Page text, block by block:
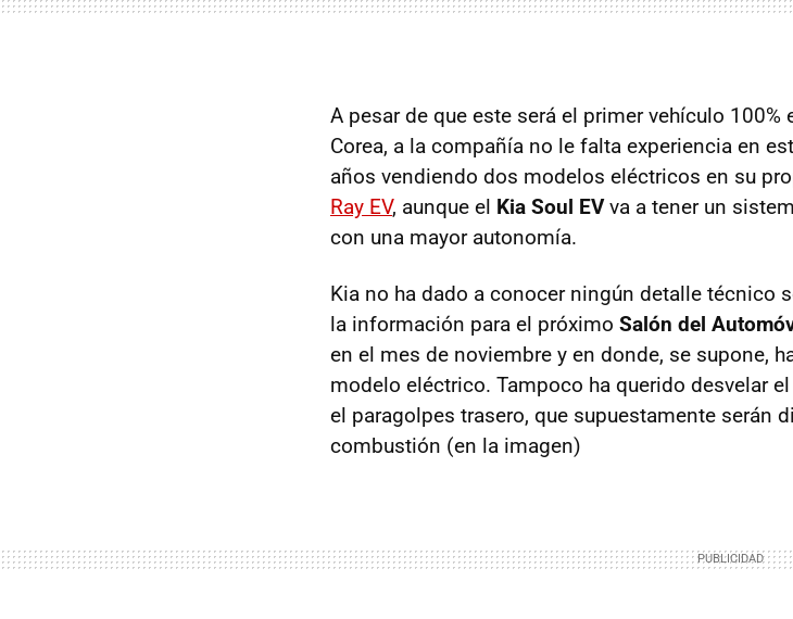
A pesar de que este será el primer vehículo
Corea, a la compañía no le falta experiencia en
años vendiendo dos modelos eléctricos en su
Ray EV, aunque el Kia Soul EVva a tener un
con una mayor autonomía.
Kia no ha dado a conocer ningún detalle técnico
la información para el próximo Salón del
en el mes de noviembre y en donde, se supone,
modelo eléctrico. Tampoco ha querido desvelar
el paragolpes trasero, que supuestamente serán
combustión (en la imagen)